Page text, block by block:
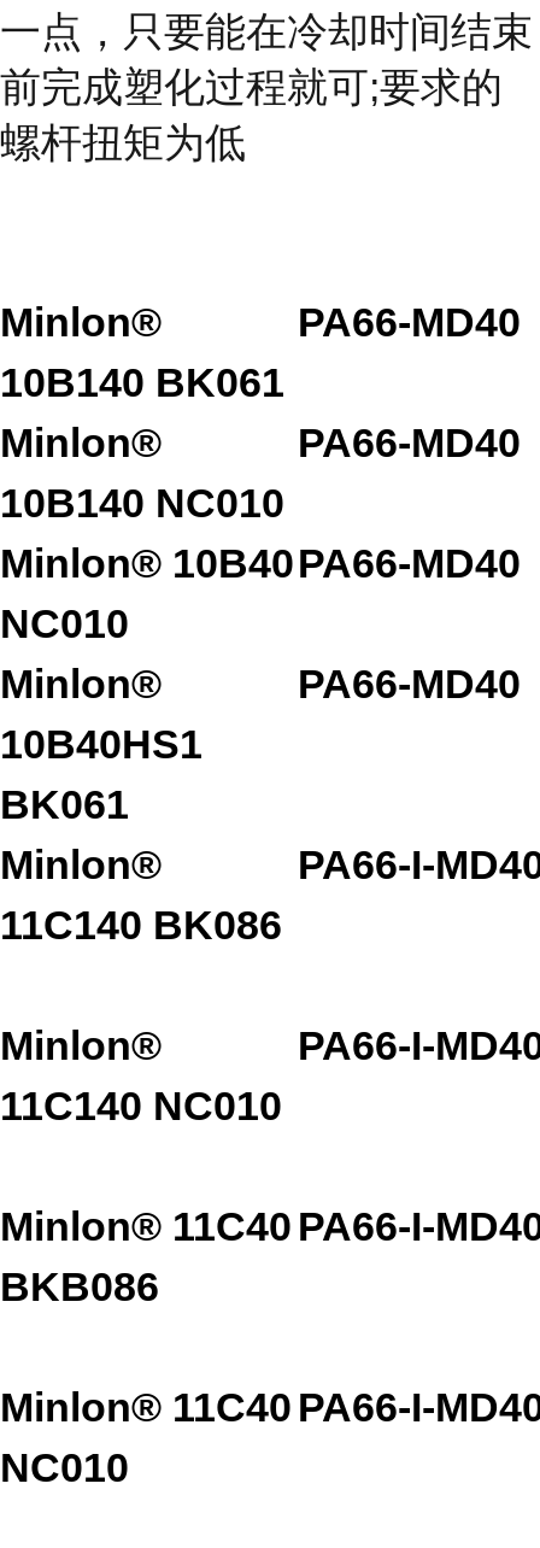
一点，只要能在冷却时间结束
前完成塑化过程就可;要求的
螺杆扭矩为低
Minlon®
10B140 BK061
PA66-MD40
Minlon®
10B140 NC010
PA66-MD40
Minlon® 10B40
NC010
PA66-MD40
Minlon®
10B40HS1
BK061
PA66-MD40
Minlon®
11C140 BK086
PA66-I-
Minlon®
11C140 NC010
PA66-I-
Minlon® 11C40
BKB086
PA66-I-
Minlon® 11C40
NC010
PA66-I-